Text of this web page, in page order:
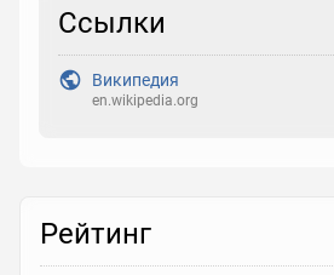
Выберите реакцию
Ссылки
Википедия
en.wikipedia.org
Рейтинг